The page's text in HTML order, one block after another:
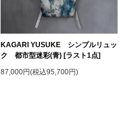
KAGARI YUSUKE シンプルリュッ
ク 都市型迷彩(青) [ラスト1点]
87,000円(税込95,700円)